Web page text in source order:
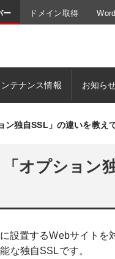
ー ドメイン取得
テナンス情報 お知ら
ン独自SSL」の違いを教え
「オプション
設置するWebサイト
な独自SSLです。